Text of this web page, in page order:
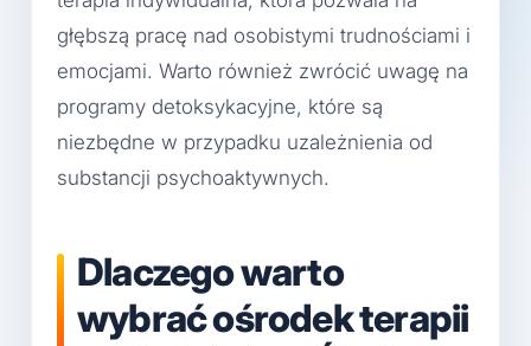
głębszą pracę nad osobistymi trudnościami i
emocjami. Warto również zwrócić uwagę na
programy detoksykacyjne, które są
niezbędne w przypadku uzależnienia od
substancji psychoaktywnych.
Dlaczego warto
wybrać ośrodek terapii